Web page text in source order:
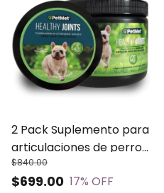
2 Pack Suplemento para
articulaciones de perro
Healthy Joints PetMet
$699.00
$840.00
17% OFF